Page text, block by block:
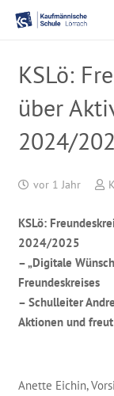
KSLö:
über
2024/
vor 1 Jahr
KSLö:
2024/2025
– „Digitale
Freundeskreises
– Schulleiter
Aktionen und
Anette Eichin,